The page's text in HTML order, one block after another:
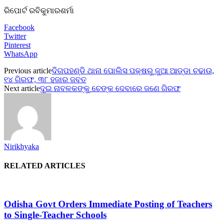
ରିପୋର୍ଟ ରବିକୁମାରଶର୍ମା
Facebook
Twitter
Pinterest
WhatsApp
Previous articleଦିଗପହଣ୍ଡି ଥାନା ପୋଲିସ ପକ୍ଷରୁ ଜୁଆ ଆଡ୍ଡା ଚଢାଉ,
୧୪ ଗିରଫ, ୩୮ ହଜାର ଜବତ
Next articleଦୁଇ ନାବଳକଙ୍କୁ ଚେଙ୍କ ଦେବାରେ ଜଣେ ଗିରଫ
Nirikhyaka
RELATED ARTICLES
Odisha Govt Orders Immediate Posting of Teachers
to Single-Teacher Schools